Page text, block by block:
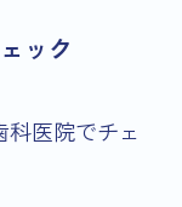
ック
医院でチェ